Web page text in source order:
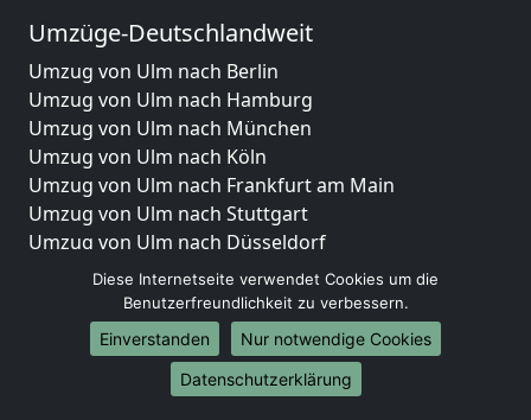
Umzüge-Deutschlandweit
Umzug von Ulm nach Berlin
Umzug von Ulm nach Hamburg
Umzug von Ulm nach München
Umzug von Ulm nach Köln
Umzug von Ulm nach Frankfurt am Main
Umzug von Ulm nach Stuttgart
Umzug von Ulm nach Düsseldorf
Umzug von Ulm nach Leipzig
Umzug von Ulm nach Dortmund
Umzug von Ulm nach Essen
Umzug von Ulm nach Bremen
Umzug von Ulm nach Dresden
Diese Internetseite verwendet Cookies um die
Benutzerfreundlichkeit zu verbessern.
Einverstanden
Nur notwendige Cookies
Datenschutzerklärung